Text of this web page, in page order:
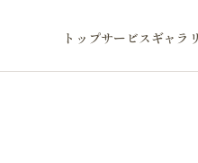
トップサービスギャラ